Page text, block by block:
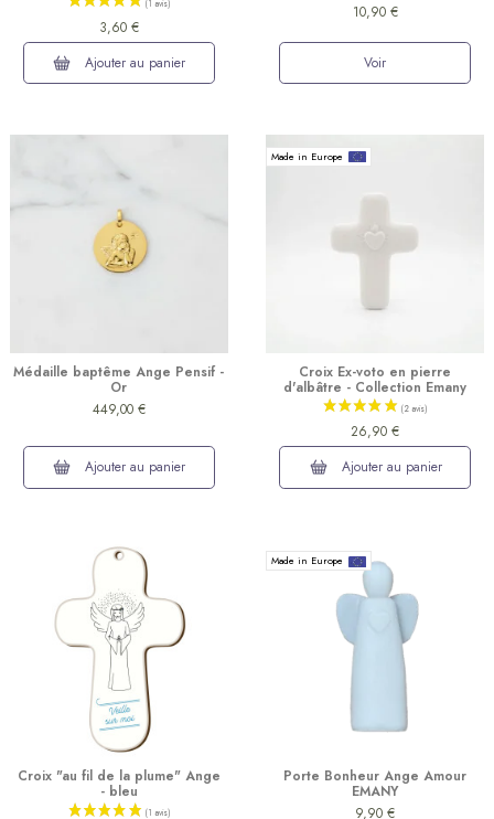
3,60 €
Ajouter au panier
10,90 €
Voir
Médaille baptême Ange Pensif -
Or
449,00 €
Ajouter au panier
Made in Europe
Croix Ex-voto en pierre
d'albâtre - Collection Emany
26,90 €
Ajouter au panier
Croix "au fil de la plume" Ange
- bleu
Made in Europe
Porte Bonheur Ange Amour
EMANY
9,90 €